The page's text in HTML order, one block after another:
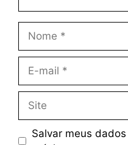
Salvar meus